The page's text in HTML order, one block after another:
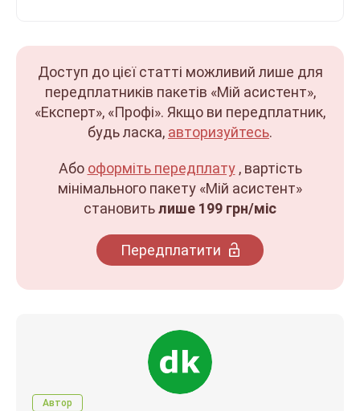
Доступ до цієї статті можливий лише для
передплатників пакетів «Мій асистент»,
«Експерт», «Профі». Якщо ви передплатник,
будь ласка, авторизуйтесь.
Або оформіть передплату, вартість
мінімального пакету «Мій асистент»
становитьлише 199 грн/міс
Передплатити
Автор